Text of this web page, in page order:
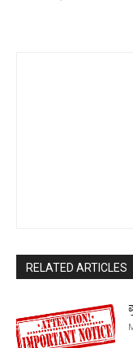
RELATED ARTICLES